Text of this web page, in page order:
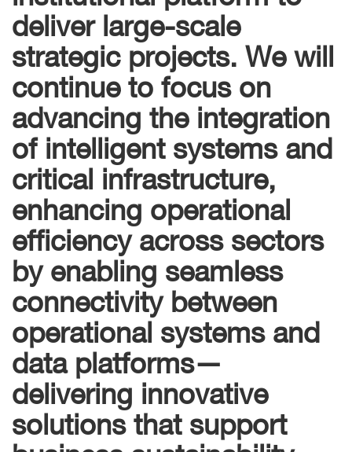
deliver large-scale
strategic projects. We will
continue to focus on
advancing the integration
of intelligent systems and
critical infrastructure,
enhancing operational
efficiency across sectors
by enabling seamless
connectivity between
operational systems and
data platforms—
delivering innovative
solutions that support